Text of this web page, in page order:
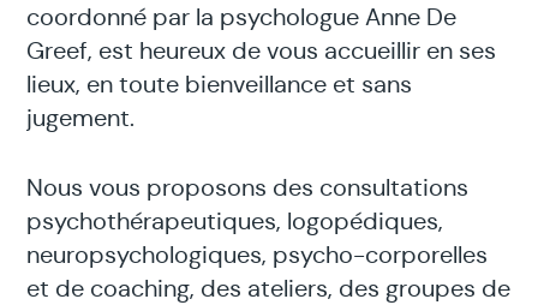
coordonné par la psychologue Anne De
Greef, est heureux de vous accueillir en ses
lieux, en toute bienveillance et sans
jugement.
Nous vous proposons des consultations
psychothérapeutiques, logopédiques,
neuropsychologiques, psycho-corporelles
et de coaching, des ateliers, des groupes de